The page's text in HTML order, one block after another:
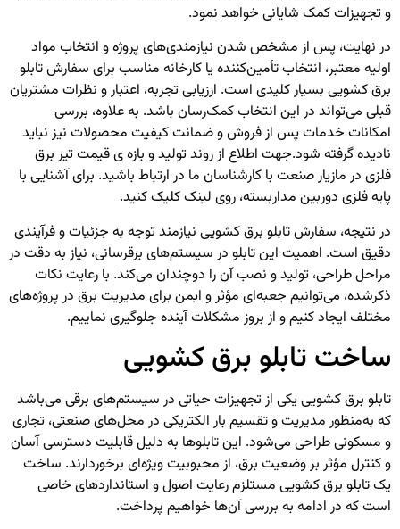
و تجهیزات کمک شایانی خواهد نمود.
در نهایت، پس از مشخص شدن نیازمندی‌های پروژه و انتخاب مواد
اولیه معتبر، انتخاب تأمین‌کننده یا کارخانه مناسب برای سفارش تابلو
برق کشویی بسیار کلیدی است. ارزیابی تجربه، اعتبار و نظرات مشتریان
قبلی می‌تواند در این انتخاب کمک‌رسان باشد. به علاوه، بررسی
امکانات خدمات پس از فروش و ضمانت کیفیت محصولات نیز نباید
نادیده گرفته شود.جهت اطلاع از روند تولید و بازه ی قیمتتیر برق
فلزی در مازیار صنعت با کارشناسان ما در ارتباط باشید. برای آشنایی با
پایه فلزی دوربین مداربسته، روی لینک کلیک کنید.
در نتیجه، سفارش تابلو برق کشویی نیازمند توجه به جزئیات و فرآیندی
دقیق است. اهمیت این تابلو در سیستم‌های برق­رسانی، نیاز به دقت در
مراحل طراحی، تولید و نصب آن را دوچندان می‌کند. با رعایت نکات
ذکرشده، می‌توانیم جعبه‌ای مؤثر و ایمن برای مدیریت برق در پروژه‌های
مختلف ایجاد کنیم و از بروز مشکلات آینده جلوگیری نماییم.
ساخت تابلو برق کشویی
تابلو برق کشویییکی از تجهیزات حیاتی در سیستم‌های برقی می‌باشد
که به‌منظور مدیریت و تقسیم بار الکتریکی در محل‌های صنعتی، تجاری
و مسکونی طراحی می‌شود. این تابلوها به دلیل قابلیت دسترسی آسان
و کنترل مؤثر بر وضعیت برق، از محبوبیت ویژه‌ای برخوردارند. ساخت
یک تابلو برق کشویی مستلزم رعایت اصول و استانداردهای خاصی
است که در ادامه به بررسی آن‌ها خواهیم پرداخت.